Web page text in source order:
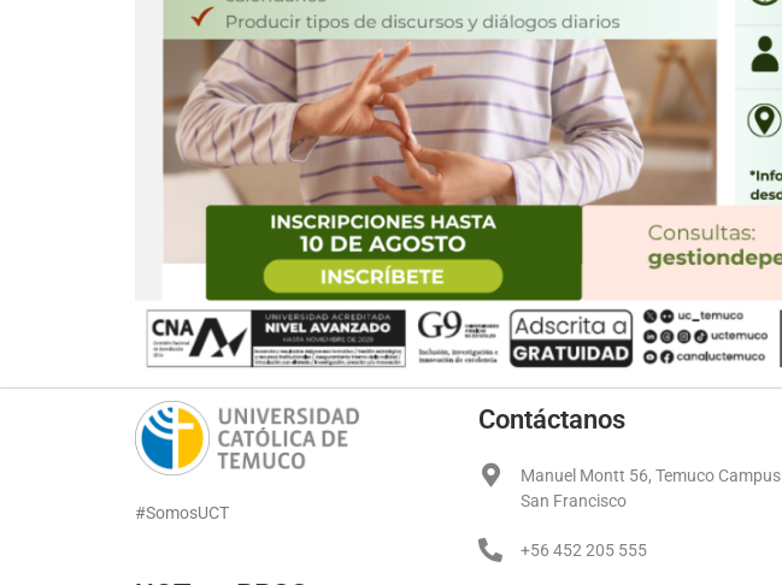
#SomosUCT
Contáctanos
Manuel Montt 56, Temuco Campus
San Francisco
+56 452 205 555